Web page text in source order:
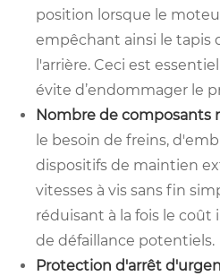
position lorsque le
empêchant ainsi le tapis
l'arrière. Ceci est
évite d’endommager le
Nombre de composants
le besoin de freins,
dispositifs de maintien
vitesses à vis sans fin
réduisant à la fois le coût
de défaillance potentiels.
Protection d'arrêt